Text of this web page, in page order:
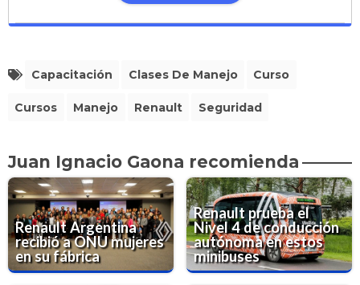
Capacitación Clases De Manejo Curso
Cursos Manejo Renault Seguridad
Juan Ignacio Gaona recomienda
Renault Argentina
recibió a ONU mujeres
en su fábrica
Renault prueba el
Nivel 4 de conducción
autónoma en estos
minibuses